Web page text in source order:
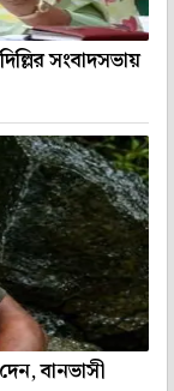
সংবাদসভায়
বানভাসী